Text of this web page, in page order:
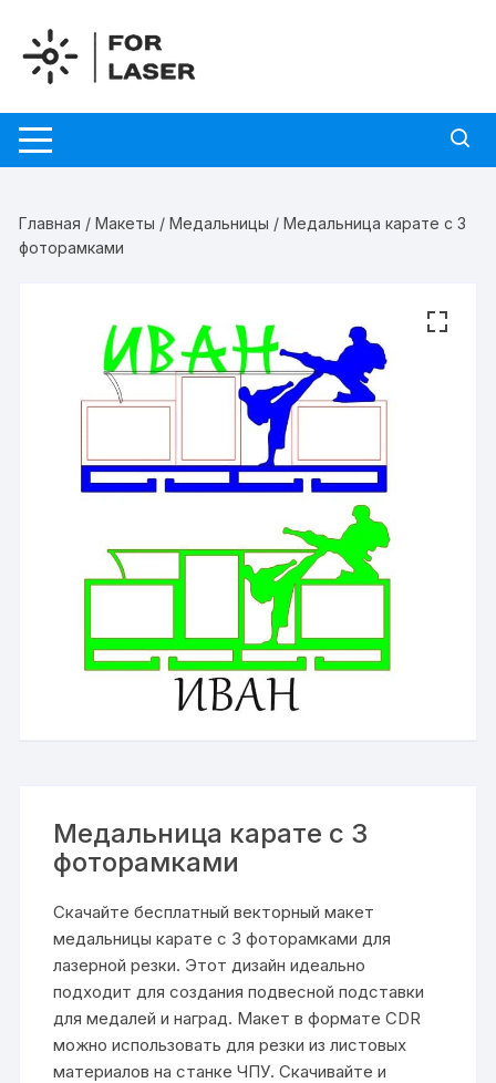
содержимому
Главная /Макеты /Медальницы / Медальница карате с 3
фоторамками
Медальница карате с 3
фоторамками
Скачайте бесплатный векторный макет
медальницы карате с 3 фоторамками для
лазерной резки. Этот дизайн идеально
подходит для создания подвесной подставки
для медалей и наград. Макет в формате CDR
можно использовать для резки из листовых
материалов на станке ЧПУ. Скачивайте и